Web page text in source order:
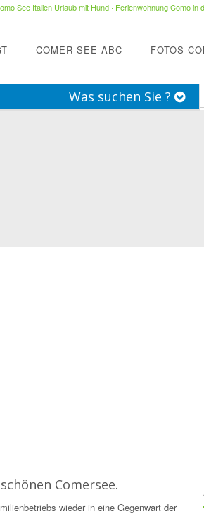
See Italien Urlaub mit Hund· Ferienwohnung Como in
COMER SEE ABC FOTOS
Was suchen Sie ?
Comersee.
wieder in eine Gegenwart der